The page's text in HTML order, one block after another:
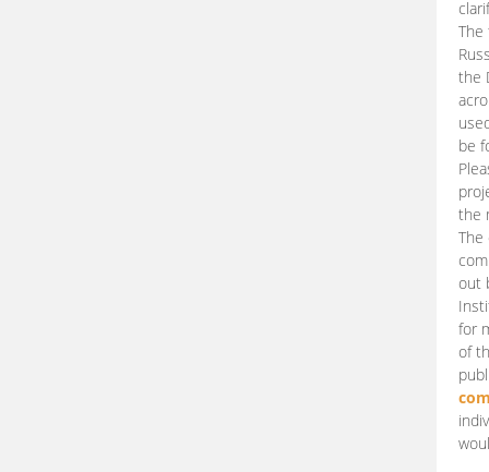
The
the
be
the
The
out
for
of